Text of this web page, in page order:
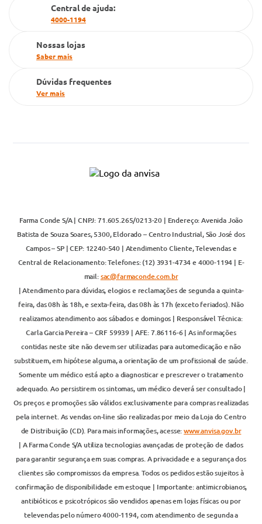
Cartão Grupo Conde
Televendas
Central de ajuda:
4000-1194
Nossas lojas
Saber mais
Dúvidas frequentes
Ver mais
Farma Conde S/A | CNPJ: 71.605.265/0213-20 | Endereço: Avenida João
Batista de Souza Soares, 5300, Eldorado – Centro Industrial, São José dos
Campos – SP | CEP: 12240-540 | Atendimento Cliente, Televendas e
Central de Relacionamento: Telefones: (12) 3931-4734 e 4000-1194 | E-
mail:sac@farmaconde.com.br
| Atendimento para dúvidas, elogios e reclamações de segunda a quinta-
feira, das 08h às 18h, e sexta-feira, das 08h às 17h (exceto feriados). Não
realizamos atendimento aos sábados e domingos | Responsável Técnica:
Carla Garcia Pereira – CRF 59939 | AFE: 7.86116-6 | As informações
contidas neste site não devem ser utilizadas para automedicação e não
substituem, em hipótese alguma, a orientação de um profissional de saúde.
Somente um médico está apto a diagnosticar e prescrever o tratamento
adequado. Ao persistirem os sintomas, um médico deverá ser consultado |
Os preços e promoções são válidos exclusivamente para compras realizadas
pela internet. As vendas on-line são realizadas por meio da Loja do Centro
de Distribuição (CD). Para mais informações, acesse:www.anvisa.gov.br
| A Farma Conde S/A utiliza tecnologias avançadas de proteção de dados
para garantir segurança em suas compras. A privacidade e a segurança dos
clientes são compromissos da empresa. Todos os pedidos estão sujeitos à
confirmação de disponibilidade em estoque | Importante: antimicrobianos,
antibióticos e psicotrópicos são vendidos apenas em lojas físicas ou por
televendas pelo número 4000-1194, com atendimento de segunda a